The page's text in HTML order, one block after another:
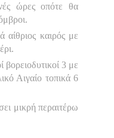
ώρες οπότε θα
αίθριος καιρός με
βορειοδυτικοί 3 με
Αιγαίο τοπικά 6
μικρή περαιτέρω